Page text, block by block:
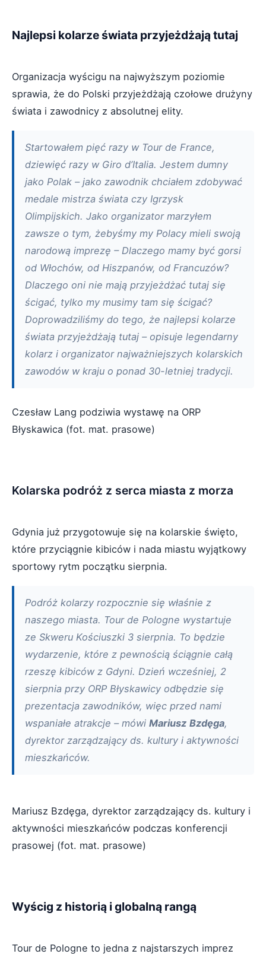
Najlepsi kolarze świata przyjeżdżają tutaj
Organizacja wyścigu na najwyższym poziomie
sprawia, że do Polski przyjeżdżają czołowe drużyny
świata i zawodnicy z absolutnej elity.
Startowałem pięć razy w Tour de France,
dziewięć razy w Giro d’Italia. Jestem dumny
jako Polak – jako zawodnik chciałem zdobywać
medale mistrza świata czy Igrzysk
Olimpijskich. Jako organizator marzyłem
zawsze o tym, żebyśmy my Polacy mieli swoją
narodową imprezę – Dlaczego mamy być gorsi
od Włochów, od Hiszpanów, od Francuzów?
Dlaczego oni nie mają przyjeżdżać tutaj się
ścigać, tylko my musimy tam się ścigać?
Doprowadziliśmy do tego, że najlepsi kolarze
świata przyjeżdżają tutaj – opisuje legendarny
kolarz i organizator najważniejszych kolarskich
zawodów w kraju o ponad 30-letniej tradycji.
Czesław Lang podziwia wystawę na ORP
Błyskawica (fot. mat. prasowe)
Kolarska podróż z serca miasta z morza
Gdynia już przygotowuje się na kolarskie święto,
które przyciągnie kibiców i nada miastu wyjątkowy
sportowy rytm początku sierpnia.
Podróż kolarzy rozpocznie się właśnie z
naszego miasta. Tour de Pologne wystartuje
ze Skweru Kościuszki 3 sierpnia. To będzie
wydarzenie, które z pewnością ściągnie całą
rzeszę kibiców z Gdyni. Dzień wcześniej, 2
sierpnia przy ORP Błyskawicy odbędzie się
prezentacja zawodników, więc przed nami
wspaniałe atrakcje – mówi Mariusz Bzdęga,
dyrektor zarządzający ds. kultury i aktywności
mieszkańców.
Mariusz Bzdęga, dyrektor zarządzający ds. kultury i
aktywności mieszkańców podczas konferencji
prasowej (fot. mat. prasowe)
Wyścig z historią i globalną rangą
Tour de Pologne to jedna z najstarszych imprez